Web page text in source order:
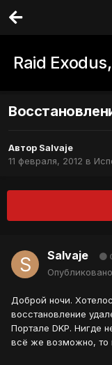
Raid
Автор Salvaje
11 февраля, 2012 в
Salvaje
Опубликовано
Доброй ночи.
восстановление
Портале DKP. Нигде
всё же возможно, то